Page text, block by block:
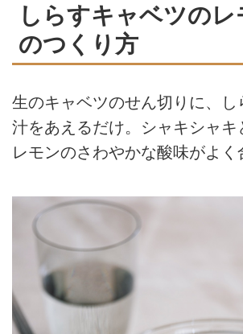
しらすキャベツのレ
のつくり方
生のキャベツのせん切りに、し
汁をあえるだけ。シャキシャキ
レモンのさわやかな酸味がよく